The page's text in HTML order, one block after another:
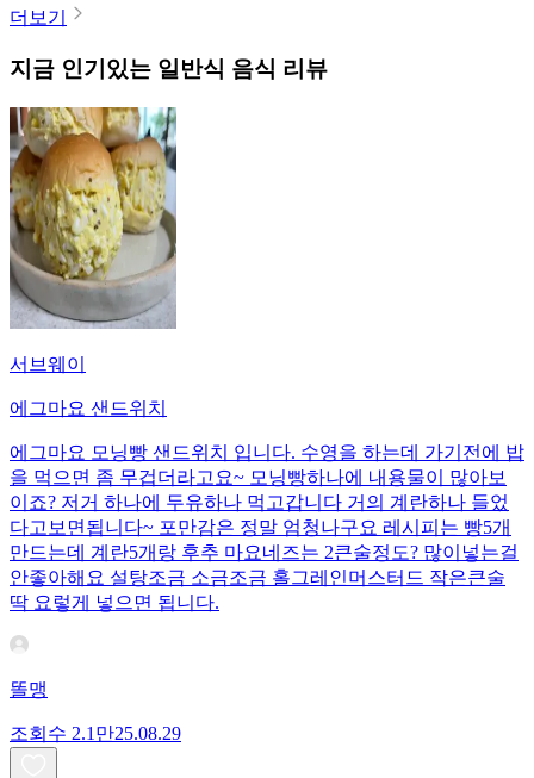
더보기
지금 인기있는 일반식 음식 리뷰
서브웨이
에그마요 샌드위치
에그마요 모닝빵 샌드위치 입니다. 수영을 하는데 가기전에 밥
을 먹으면 좀 무겁더라고요~ 모닝빵하나에 내용물이 많아보
이죠? 저거 하나에 두유하나 먹고갑니다 거의 계란하나 들었
다고보면됩니다~ 포만감은 정말 엄청나구요 레시피는 빵5개
만드는데 계란5개랑 후추 마요네즈는 2큰술정도? 많이넣는걸
안좋아해요 설탕조금 소금조금 홀그레인머스터드 작은큰술
딱 요렇게 넣으면 됩니다.
똘맹
조회수 2.1만25.08.29